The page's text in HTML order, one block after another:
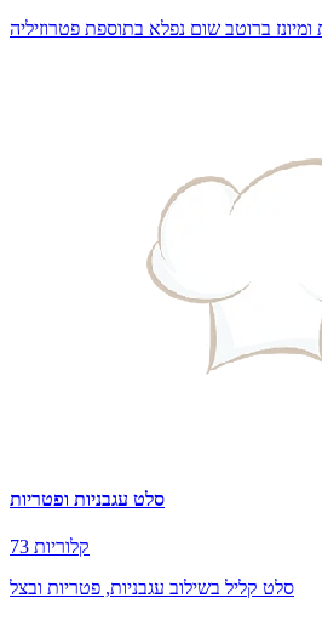
ברוטב שום נפלא בתוספת פטרוזיליה
סלט עגבניות ופטריות
73 קלוריות
סלט קליל בשילוב עגבניות, פטריות ובצל